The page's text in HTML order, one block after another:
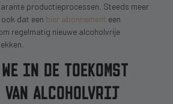
productieprocessen. Steeds meer
dat een bier abonnement een
regelmatig nieuwe alcoholvrije
IN DE TOEKOMST
VAN ALCOHOLVRIJ